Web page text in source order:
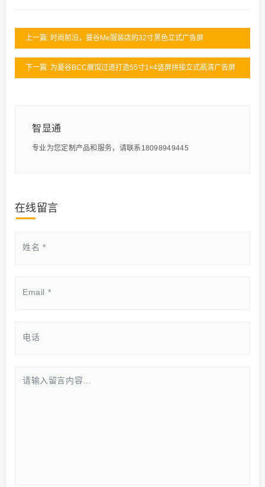
上一篇: 时尚前沿，曼谷Me服装店的32寸黑色立式广告屏
下一篇: 为曼谷BCC展馆过道打造55寸1×4竖屏拼接立式高清广告屏
智显通
专业为您定制产品和服务，请联系18098949445
在线留言